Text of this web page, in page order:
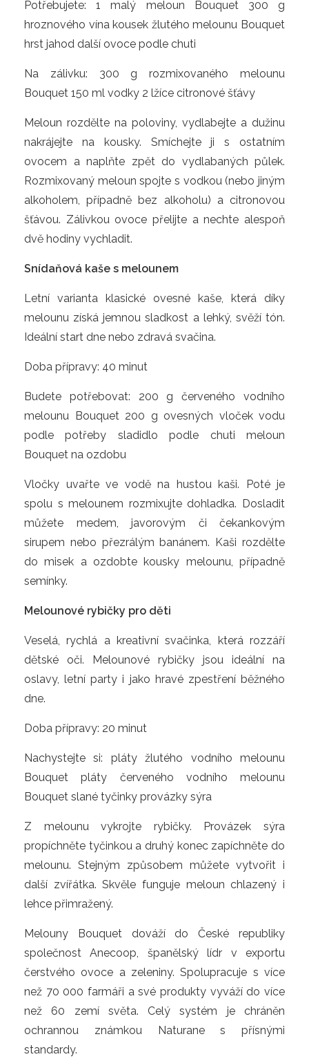
Potřebujete: 1 malý meloun Bouquet 300 g
hroznového vína kousek žlutého melounu Bouquet
hrst jahod další ovoce podle chuti
Na zálivku: 300 g rozmixovaného melounu
Bouquet 150 ml vodky 2 lžíce citronové šťávy
Meloun rozdělte na poloviny, vydlabejte a dužinu
nakrájejte na kousky. Smíchejte ji s ostatním
ovocem a naplňte zpět do vydlabaných půlek.
Rozmixovaný meloun spojte s vodkou (nebo jiným
alkoholem, případně bez alkoholu) a citronovou
šťávou. Zálivkou ovoce přelijte a nechte alespoň
dvě hodiny vychladit.
Snídaňová kaše s melounem
Letní varianta klasické ovesné kaše, která díky
melounu získá jemnou sladkost a lehký, svěží tón.
Ideální start dne nebo zdravá svačina.
Doba přípravy: 40 minut
Budete potřebovat: 200 g červeného vodního
melounu Bouquet 200 g ovesných vloček vodu
podle potřeby sladidlo podle chuti meloun
Bouquet na ozdobu
Vločky uvařte ve vodě na hustou kaši. Poté je
spolu s melounem rozmixujte dohladka. Dosladit
můžete medem, javorovým či čekankovým
sirupem nebo přezrálým banánem. Kaši rozdělte
do misek a ozdobte kousky melounu, případně
semínky.
Melounové rybičky pro děti
Veselá, rychlá a kreativní svačinka, která rozzáří
dětské oči. Melounové rybičky jsou ideální na
oslavy, letní party i jako hravé zpestření běžného
dne.
Doba přípravy: 20 minut
Nachystejte si: pláty žlutého vodního melounu
Bouquet pláty červeného vodního melounu
Bouquet slané tyčinky provázky sýra
Z melounu vykrojte rybičky. Provázek sýra
propíchněte tyčinkou a druhý konec zapíchněte do
melounu. Stejným způsobem můžete vytvořit i
další zvířátka. Skvěle funguje meloun chlazený i
lehce přimražený.
Melouny Bouquet dováží do České republiky
společnost Anecoop, španělský lídr v exportu
čerstvého ovoce a zeleniny. Spolupracuje s více
než 70 000 farmáři a své produkty vyváží do více
než 60 zemí světa. Celý systém je chráněn
ochrannou známkou Naturane s přísnými
standardy.